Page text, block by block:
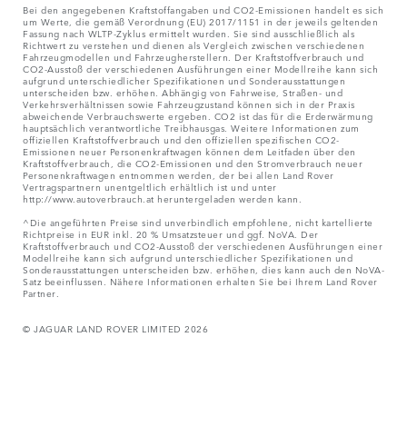
Bei den angegebenen Kraftstoffangaben und CO2-Emissionen handelt es sich
um Werte, die gemäß Verordnung (EU) 2017/1151 in der jeweils geltenden
Fassung nach WLTP-Zyklus ermittelt wurden. Sie sind ausschließlich als
Richtwert zu verstehen und dienen als Vergleich zwischen verschiedenen
Fahrzeugmodellen und Fahrzeugherstellern. Der Kraftstoffverbrauch und
CO2-Ausstoß der verschiedenen Ausführungen einer Modellreihe kann sich
aufgrund unterschiedlicher Spezifikationen und Sonderausstattungen
unterscheiden bzw. erhöhen. Abhängig von Fahrweise, Straßen- und
Verkehrsverhältnissen sowie Fahrzeugzustand können sich in der Praxis
abweichende Verbrauchswerte ergeben. CO2 ist das für die Erderwärmung
hauptsächlich verantwortliche Treibhausgas. Weitere Informationen zum
offiziellen Kraftstoffverbrauch und den offiziellen spezifischen CO2-
Emissionen neuer Personenkraftwagen können dem Leitfaden über den
Kraftstoffverbrauch, die CO2-Emissionen und den Stromverbrauch neuer
Personenkraftwagen entnommen werden, der bei allen Land Rover
Vertragspartnern unentgeltlich erhältlich ist und unter
http://www.autoverbrauch.at heruntergeladen werden kann.
^Die angeführten Preise sind unverbindlich empfohlene, nicht kartellierte
Richtpreise in EUR inkl. 20 % Umsatzsteuer und ggf. NoVA. Der
Kraftstoffverbrauch und CO2-Ausstoß der verschiedenen Ausführungen einer
Modellreihe kann sich aufgrund unterschiedlicher Spezifikationen und
Sonderausstattungen unterscheiden bzw. erhöhen, dies kann auch den NoVA-
Satz beeinflussen. Nähere Informationen erhalten Sie bei Ihrem Land Rover
Partner.
© JAGUAR LAND ROVER LIMITED 2026